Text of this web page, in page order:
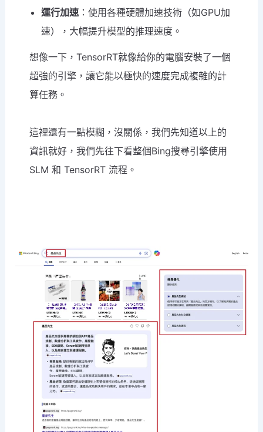
運行加速：使用各種硬體加速技術（如GPU加
速），大幅提升模型的推理速度。
想像一下，TensorRT就像給你的電腦安裝了一個
超強的引擎，讓它能以極快的速度完成複雜的計
算任務。
這裡還有一點模糊，沒關係，我們先知道以上的
資訊就好，我們先往下看整個Bing搜尋引擎使用
SLM 和 TensorRT 流程。